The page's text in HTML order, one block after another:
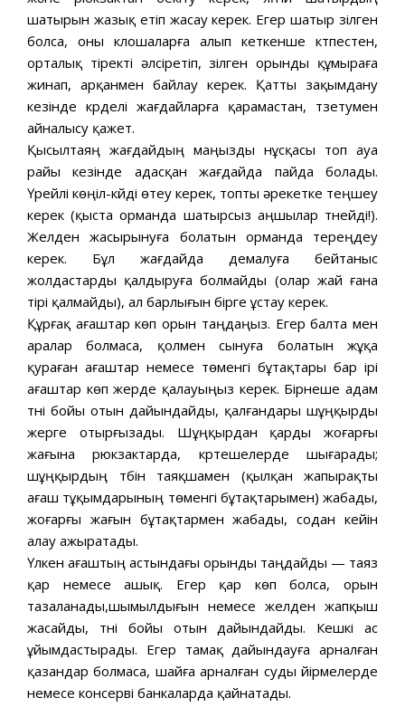
шатырын жазық етіп жасау керек. Егер шатыр үзілген
болса, оны клошаларға алып кеткенше күтпестен,
орталық тіректі әлсіретіп, үзілген орынды құмыраға
жинап, арқанмен байлау керек. Қатты зақымдану
кезінде күрделі жағдайларға қарамастан, түзетумен
айналысу қажет.
Қысылтаяң жағдайдың маңызды нұсқасы топ ауа
райы кезінде адасқан жағдайда пайда болады.
Үрейлі көңіл-күйді өтеу керек, топты әрекетке теңшеу
керек (қыста орманда шатырсыз аңшылар түнейді!).
Желден жасырынуға болатын орманда тереңдеу
керек. Бұл жағдайда демалуға бейтаныс
жолдастарды қалдыруға болмайды (олар жай ғана
тірі қалмайды), ал барлығын бірге ұстау керек.
Құрғақ ағаштар көп орын таңдаңыз. Егер балта мен
аралар болмаса, қолмен сынуға болатын жұқа
қураған ағаштар немесе төменгі бұтақтары бар ірі
ағаштар көп жерде қалауыңыз керек. Бірнеше адам
түні бойы отын дайындайды, қалғандары шұңқырды
жерге отырғызады. Шұңқырдан қарды жоғарғы
жағына рюкзактарда, күртешелерде шығарады;
шұңқырдың түбін таяқшамен (қылқан жапырақты
ағаш тұқымдарының төменгі бұтақтарымен) жабады,
жоғарғы жағын бұтақтармен жабады, содан кейін
алау ажыратады.
Үлкен ағаштың астындағы орынды таңдайды — таяз
қар немесе ашық. Егер қар көп болса, орын
тазаланады,шымылдығын немесе желден жапқыш
жасайды, түні бойы отын дайындайды. Кешкі ас
ұйымдастырады. Егер тамақ дайындауға арналған
қазандар болмаса, шайға арналған суды үйірмелерде
немесе консерві банкаларда қайнатады.